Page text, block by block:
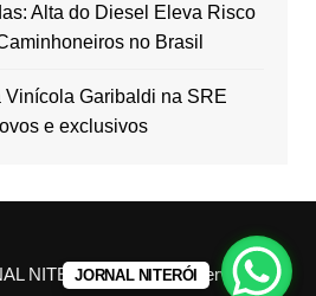
Alta do Diesel Eleva Risco
no Brasil
Vinícola Garibaldi na SRE
e exclusivos
NITERÓI. All rights reserved.
JORNAL NITERÓI